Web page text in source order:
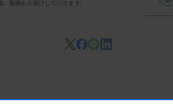
されるた
動画もお届けしていきます。